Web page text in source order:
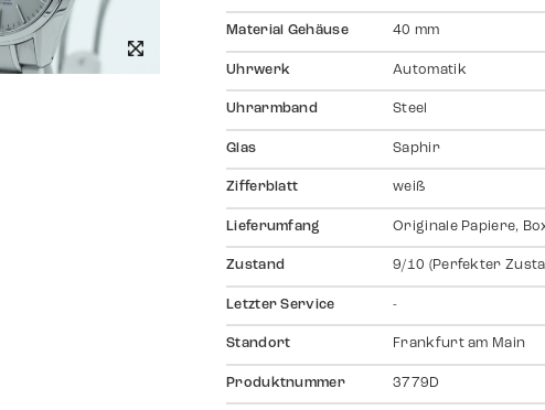
Material Gehäuse 40 mm
Uhrwerk Automatik
Uhrarmband Steel
Glas Saphir
Zifferblatt weiß
Lieferumfang Originale Papiere,
Zustand 9/10 (Perfekter
Letzter Service -
Standort Frankfurt am Main
Produktnummer 3779D